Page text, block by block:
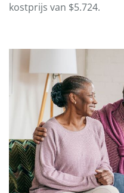
kostprijs van $5.724.